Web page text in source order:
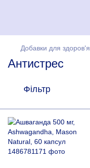
Добавки для здоров'я
Антистрес
Фільтр